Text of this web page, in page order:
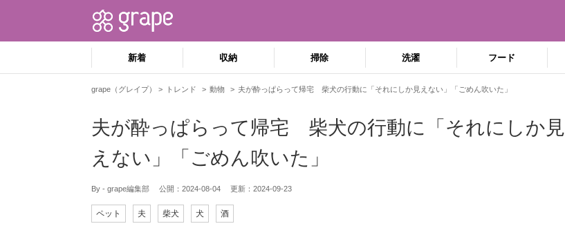
新着 収納 掃除 洗濯 フード
grape（グレイプ） トレンド 動物 夫が酔っぱらって帰宅 柴犬の行動に「それにしか見えない」「ごめん吹いた」
夫が酔っぱらって帰宅 柴犬の行動に「それにしか見
えない」「ごめん吹いた」
By - grape編集部 公開： 2024-08-04 更新： 2024-09-23
ペット 夫 柴犬 犬 酒